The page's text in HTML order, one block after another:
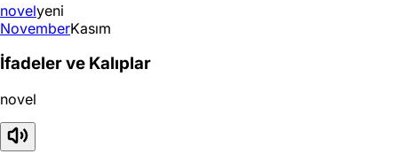
novelyeni
NovemberKasım
İfadeler ve Kalıplar
novel